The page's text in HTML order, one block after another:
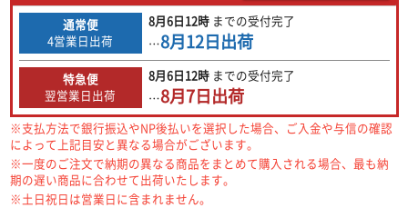
通常便
4営業日出荷
8月6日12時 までの受付完了
…8月12日出荷
特急便
翌営業日出荷
8月6日12時 までの受付完了
…8月7日出荷
※支払方法で銀行振込やNP後払いを選択した場合、ご入金や与信の確認
によって上記目安と異なる場合がございます。
※一度のご注文で納期の異なる商品をまとめて購入される場合、最も納
期の遅い商品に合わせて出荷いたします。
※土日祝日は営業日に含まれません。